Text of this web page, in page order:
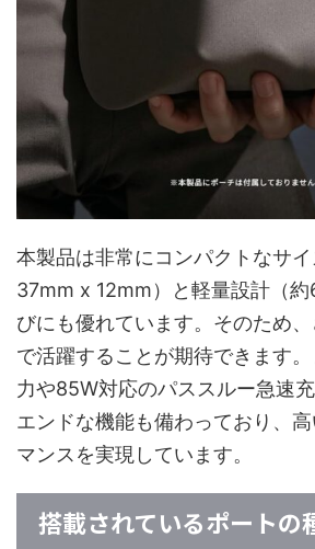
本製品は非常にコンパクトなサ
37mm x 12mm）と軽量設計（
びにも優れています。そのため
で活躍することが期待できます
力や85W対応のパススルー急速
エンドな機能も備わっており、
マンスを実現しています。
搭載されているポートの